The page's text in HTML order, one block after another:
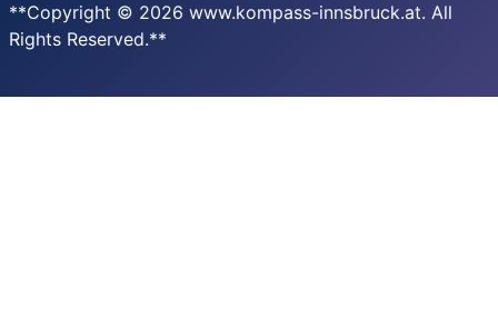
**Copyright © 2026 www.kompass-innsbruck.at. All
Rights Reserved.**